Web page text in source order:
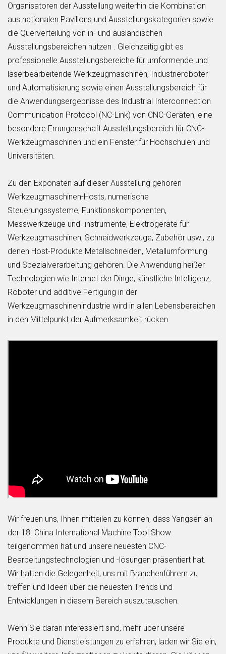
Organisatoren der Ausstellung weiterhin die Kombination
aus nationalen Pavillons und Ausstellungskategorien sowie
die Querverteilung von in- und ausländischen
Ausstellungsbereichen nutzen . Gleichzeitig gibt es
professionelle Ausstellungsbereiche für umformende und
laserbearbeitende Werkzeugmaschinen, Industrieroboter
und Automatisierung sowie einen Ausstellungsbereich für
die Anwendungsergebnisse des Industrial Interconnection
Communication Protocol (NC-Link) von CNC-Geräten, eine
besondere Errungenschaft Ausstellungsbereich für CNC-
Werkzeugmaschinen und ein Fenster für Hochschulen und
Universitäten.
Zu den Exponaten auf dieser Ausstellung gehören
Werkzeugmaschinen-Hosts, numerische
Steuerungssysteme, Funktionskomponenten,
Messwerkzeuge und -instrumente, Elektrogeräte für
Werkzeugmaschinen, Schneidwerkzeuge, Zubehör usw., zu
denen Host-Produkte Metallschneiden, Metallumformung
und Spezialverarbeitung gehören. Die Anwendung heißer
Technologien wie Internet der Dinge, künstliche Intelligenz,
Roboter und additive Fertigung in der
Werkzeugmaschinenindustrie wird in allen Lebensbereichen
in den Mittelpunkt der Aufmerksamkeit rücken.
Wir freuen uns, Ihnen mitteilen zu können, dass Yangsen an
der 18. China International Machine Tool Show
teilgenommen hat und unsere neuesten CNC-
Bearbeitungstechnologien und -lösungen präsentiert hat.
Wir hatten die Gelegenheit, uns mit Branchenführern zu
treffen und Ideen über die neuesten Trends und
Entwicklungen in diesem Bereich auszutauschen.
Wenn Sie daran interessiert sind, mehr über unsere
Produkte und Dienstleistungen zu erfahren, laden wir Sie ein,